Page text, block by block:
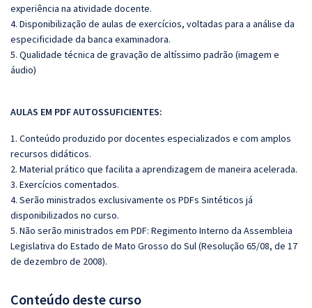
experiência na atividade docente.
4. Disponibilização de aulas de exercícios, voltadas para a análise da
especificidade da banca examinadora.
5. Qualidade técnica de gravação de altíssimo padrão (imagem e
áudio)
AULAS EM PDF AUTOSSUFICIENTES:
1. Conteúdo produzido por docentes especializados e com amplos
recursos didáticos.
2. Material prático que facilita a aprendizagem de maneira acelerada.
3. Exercícios comentados.
4. Serão ministrados exclusivamente os PDFs Sintéticos já
disponibilizados no curso.
5. Não serão ministrados em PDF: Regimento Interno da Assembleia
Legislativa do Estado de Mato Grosso do Sul (Resolução 65/08, de 17
de dezembro de 2008).
Conteúdo deste curso